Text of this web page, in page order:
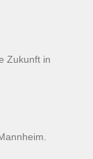
Zukunft in